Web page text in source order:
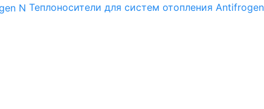
Теплоносители для систем отопления